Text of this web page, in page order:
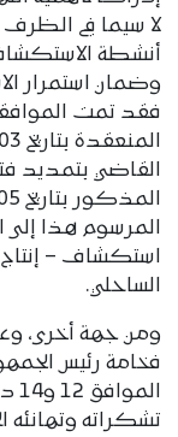
لا سيما في الظرف
أنشطة
وضمان استمرار
فقد تمت
القاضي بتمديد
استكشاف –
الساحلي.
ومن جهة أخرى،
فخامة رئيس
تشكراته وتهانئه